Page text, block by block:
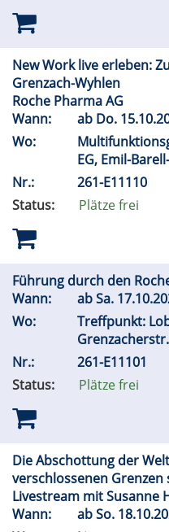
New Work live erleben:
Grenzach-Wyhlen
Roche Pharma AG
Wann:
ab Do.
Wo:
EG, Emil-
Nr.:
261-E11110
Status:
Plätze frei
Führung durch den
Wann:
abSa.
Wo:
Treffpunkt:
Nr.:
261-E11101
Status:
Plätze frei
Die Abschottung der
verschlossenen Grenzen
Livestream mit Susanne
Wann:
abSo.